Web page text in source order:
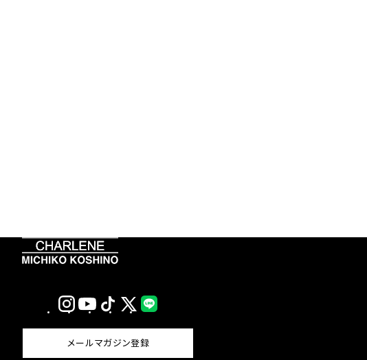
InstagramYouTubeTikTok X
(Twitter)
メールマガジン登録